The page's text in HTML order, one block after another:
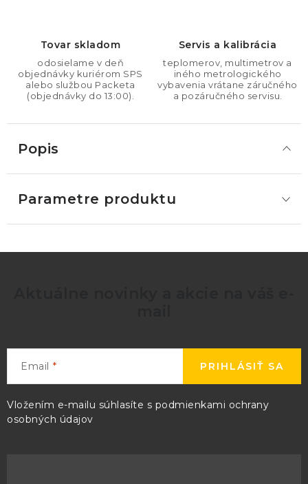
Tovar skladom
odosielame v deň
objednávky kuriérom SPS
alebo službou Packeta
(objednávky do 13:00).
Servis a kalibrácia
teplomerov, multimetrov a
iného metrologického
vybavenia vrátane záručného
a pozáručného servisu.
Popis
Parametre produktu
Email
Vložením e-mailu súhlasíte s podmienkami ochrany
osobných údajov
PRIHLÁSIŤ SA